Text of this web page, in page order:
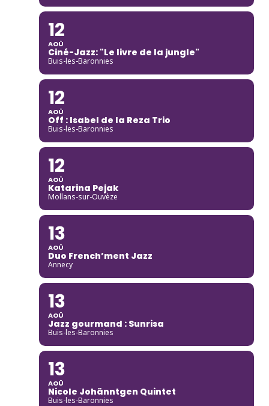
12
AOÛ
Ciné-Jazz: "Le livre de la jungle"
Buis-les-Baronnies
12
AOÛ
Off : Isabel de la Reza Trio
Buis-les-Baronnies
12
AOÛ
Katarina Pejak
Mollans-sur-Ouvèze
13
AOÛ
Duo French’ment Jazz
Annecy
13
AOÛ
Jazz gourmand : Sunrisa
Buis-les-Baronnies
13
AOÛ
Nicole Johänntgen Quintet
Buis-les-Baronnies